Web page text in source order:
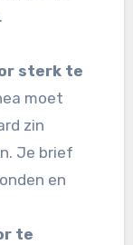
sterk te
moet
zin
Je brief
en
te